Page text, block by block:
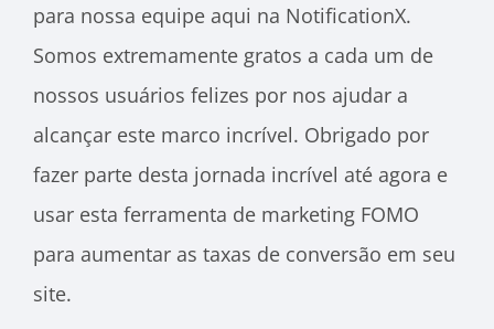
para nossa equipe aqui na NotificationX.
Somos extremamente gratos a cada um de
nossos usuários felizes por nos ajudar a
alcançar este marco incrível. Obrigado por
fazer parte desta jornada incrível até agora e
usar esta ferramenta de marketing FOMO
para aumentar as taxas de conversão em seu
site.